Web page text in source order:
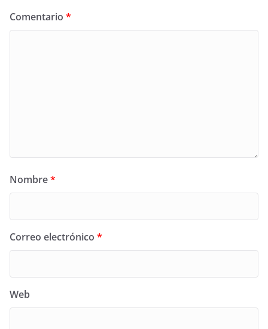
Comentario *
Nombre*
Correo electrónico *
Web